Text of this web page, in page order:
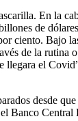
En la
de
ciento. Bajo
de la rutina
llegara el
desde
Banco